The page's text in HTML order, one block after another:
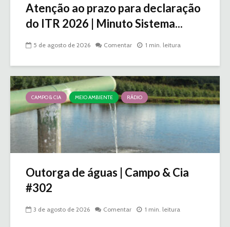
Atenção ao prazo para declaração
do ITR 2026 | Minuto Sistema...
5 de agosto de 2026 Comentar 1 min. leitura
CAMPO & CIA MEIO AMBIENTE RÁDIO
Outorga de águas | Campo & Cia
#302
3 de agosto de 2026 Comentar 1 min. leitura